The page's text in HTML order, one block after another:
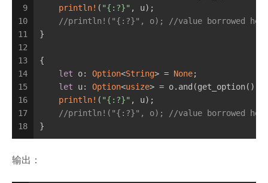
9
10
11
12
13
14
15
16
17
18
println! ( "{:?}" , u);
//println!("{:?}", o); //value borrowed here
}
{
let o: Option<String> = None;
let u: Option<usize> = o.and(get_option());
println! ( "{:?}" , u);
//println!("{:?}", o); //value borrowed here
}
输出：